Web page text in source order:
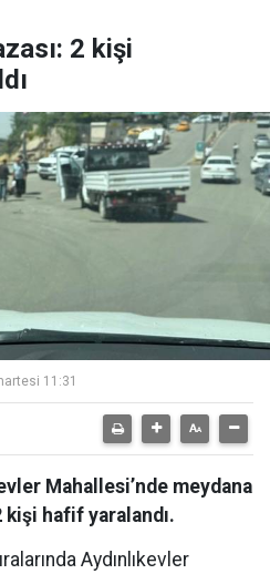
2 kişi
11:31
Mahallesi’nde meydana
kişi hafif yaralandı.
Aydınlıkevler